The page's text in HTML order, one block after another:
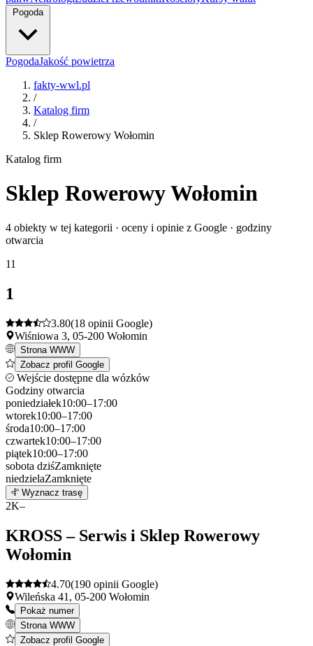
Pogoda
PogodaJakość powietrza
fakty-wwl.pl
/
Katalog firm
/
Sklep Rowerowy Wołomin
Katalog firm
Sklep Rowerowy Wołomin
4 obiekty w tej kategorii · oceny i opinie z Google · godziny
otwarcia
11
1
3.80(18 opinii Google)
Wiśniowa 3, 05-200 Wołomin
Strona WWW
Zobacz profil Google
Wejście dostępne dla wózków
Godziny otwarcia
poniedziałek10:00–17:00
wtorek10:00–17:00
środa10:00–17:00
czwartek10:00–17:00
piątek10:00–17:00
sobota dziśZamknięte
niedzielaZamknięte
+
Wyznacz trasę
2K–
KROSS – Serwis i Sklep Rowerowy
Wołomin
4.70(190 opinii Google)
Wileńska 41, 05-200 Wołomin
Pokaż numer
Strona WWW
Zobacz profil Google